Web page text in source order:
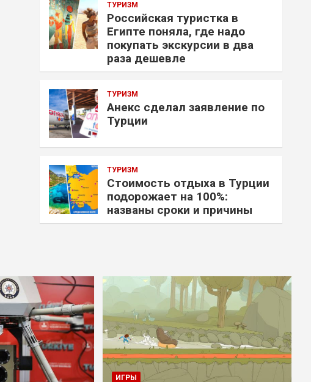
ТУРИЗМ
Российская туристка в
Египте поняла, где надо
покупать экскурсии в два
раза дешевле
ТУРИЗМ
Анекс сделал заявление по
Турции
ТУРИЗМ
Стоимость отдыха в Турции
подорожает на 100%:
названы сроки и причины
ИГРЫ